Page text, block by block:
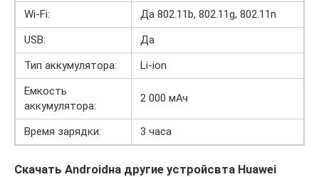
Wi-Fi:
Да 802.11b, 802.11g, 802.11n
USB:
Да
Тип аккумулятора:
Li-ion
Емкость
аккумулятора:
2 000 мАч
Время зарядки: 3 часа
Скачать Androidна другие устройсвта Huawei